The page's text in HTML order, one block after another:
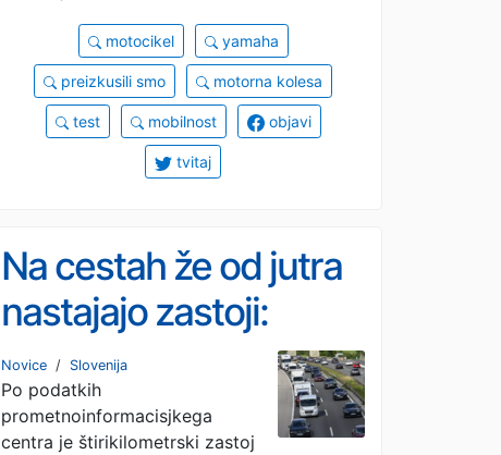
motocikel yamaha
preizkusili smo motorna kolesa
test mobilnost objavi
tvitaj
Na cestah že od jutra
nastajajo zastoji:
preverite, kje so
najdaljše kolone
Novice / Slovenija
Po podatkih
prometnoinformacisjkega
centra je štirikilometrski zastoj